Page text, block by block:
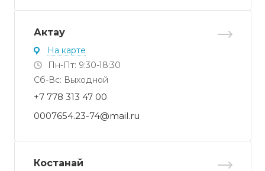
Актау
На карте
Пн-Пт: 9:30-18:30
Cб-Вс: Выходной
+7 778 313 47 00
0007654.23-74@mail.ru
Костанай